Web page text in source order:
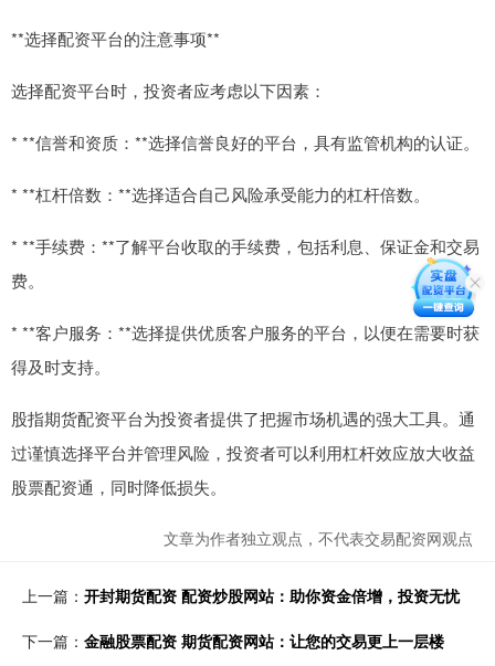
**选择配资平台的注意事项**
选择配资平台时，投资者应考虑以下因素：
* **信誉和资质：**选择信誉良好的平台，具有监管机构的认证。
* **杠杆倍数：**选择适合自己风险承受能力的杠杆倍数。
* **手续费：**了解平台收取的手续费，包括利息、保证金和交易
费。
* **客户服务：**选择提供优质客户服务的平台，以便在需要时获
得及时支持。
股指期货配资平台为投资者提供了把握市场机遇的强大工具。通
过谨慎选择平台并管理风险，投资者可以利用杠杆效应放大收益
股票配资通，同时降低损失。
文章为作者独立观点，不代表交易配资网观点
上一篇： 开封期货配资 配资炒股网站：助你资金倍增，投资无忧
下一篇： 金融股票配资 期货配资网站：让您的交易更上一层楼